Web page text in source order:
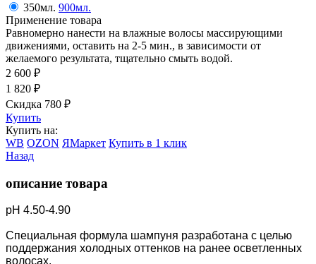
350мл. 900мл.
Применение товара
Равномерно нанести на влажные волосы массирующими
движениями, оставить на 2-5 мин., в зависимости от
желаемого результата, тщательно смыть водой.
2 600 ₽
1 820 ₽
Скидка 780 ₽
Купить
Купить на:
WB OZON ЯМаркет Купить в 1 клик
Назад
описание товара
pH 4.50-4.90
Специальная формула шампуня разработана с целью
поддержания холодных оттенков на ранее осветленных
волосах.